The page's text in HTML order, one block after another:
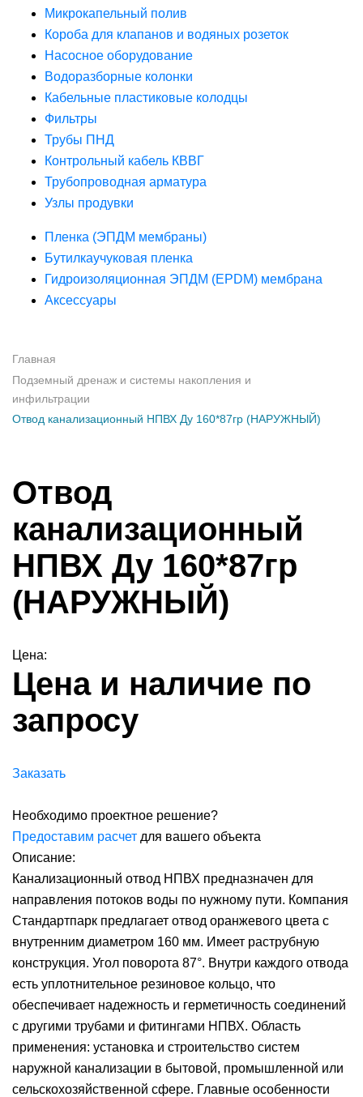
Микрокапельный полив
Короба для клапанов и водяных розеток
Насосное оборудование
Водоразборные колонки
Кабельные пластиковые колодцы
Фильтры
Трубы ПНД
Контрольный кабель КВВГ
Трубопроводная арматура
Узлы продувки
Пленка (ЭПДМ мембраны)
Бутилкаучуковая пленка
Гидроизоляционная ЭПДМ (EPDM) мембрана
Аксессуары
Главная
Подземный дренаж и системы накопления и
инфильтрации
Отвод канализационный НПВХ Ду 160*87гр (НАРУЖНЫЙ)
Отвод
канализационный
НПВХ Ду 160*87гр
(НАРУЖНЫЙ)
Цена:
Цена и наличие по
запросу
Заказать
Необходимо проектное решение?
Предоставим расчет для вашего объекта
Описание:
Канализационный отвод НПВХ предназначен для
направления потоков воды по нужному пути. Компания
Стандартпарк предлагает отвод оранжевого цвета с
внутренним диаметром 160 мм. Имеет раструбную
конструкция. Угол поворота 87°. Внутри каждого отвода
есть уплотнительное резиновое кольцо, что
обеспечивает надежность и герметичность соединений
с другими трубами и фитингами НПВХ. Область
применения: установка и строительство систем
наружной канализации в бытовой, промышленной или
сельскохозяйственной сфере. Главные особенности